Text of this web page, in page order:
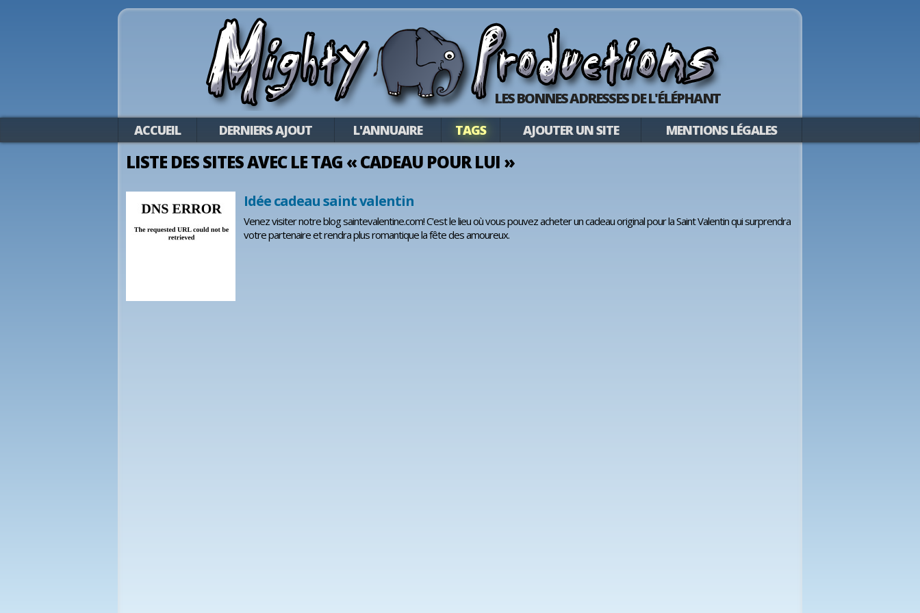
LES BONNES ADRESSES DE L'ÉLÉPHANT
ACCUEIL DERNIERS AJOUT L'ANNUAIRE TAGS AJOUTER UN SITE MENTIONS LÉGALES
LISTE DES SITES AVEC LE TAG « CADEAU POUR LUI »
Idée cadeau saint valentin
Venez visiter notre blog saintevalentine.com! C'est le lieu où vous pouvez acheter un cadeau original pour la Saint Valentin qui surprendra
votre partenaire et rendra plus romantique la fête des amoureux.